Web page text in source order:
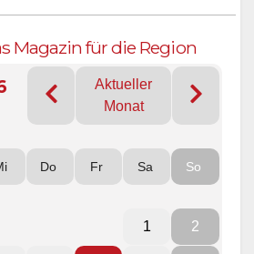
Magazin für die Region
Aktueller
Monat
Do Fr Sa So
1 2